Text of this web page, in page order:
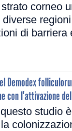
corneo
di barriera
Demodex
con l'attivazione
studio